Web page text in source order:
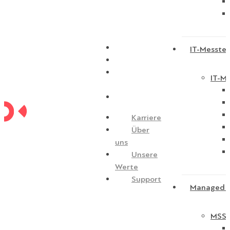
Karriere
Über
uns
Unsere
Werte
Support
IT-
IT-
Managed